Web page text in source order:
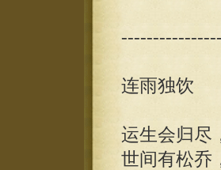
连雨独饮
运生会归尽
世间有松乔